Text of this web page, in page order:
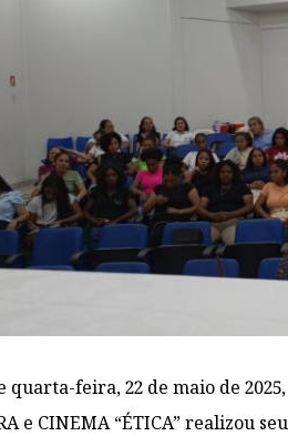
quarta-feira, 22 de maio de
e CINEMA “ÉTICA” realizou